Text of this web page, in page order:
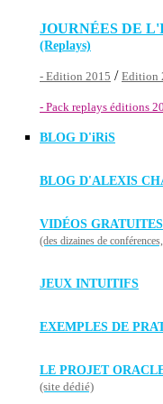
JOURNÉES DE
(Replays)
- Edition 2015 / Edition
- Pack replays éditions
BLOG D'iRiS
BLOG D'ALEXIS
VIDÉOS GRATUITES
(des dizaines de
JEUX INTUITIFS
EXEMPLES DE
LE PROJET
(site dédié)